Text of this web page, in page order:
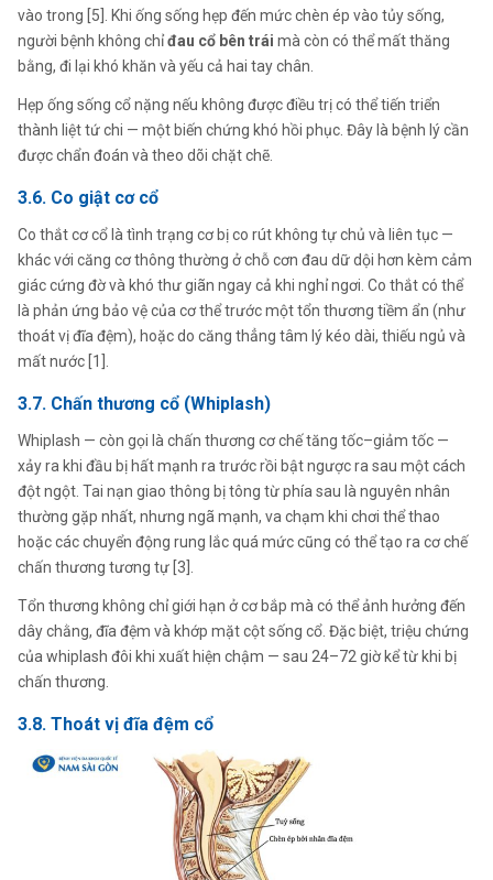
vào trong [5]. Khi ống sống hẹp đến mức chèn ép vào tủy sống,
người bệnh không chỉđau cổ bên trái mà còn có thể mất thăng
bằng, đi lại khó khăn và yếu cả hai tay chân.
Hẹp ống sống cổ nặng nếu không được điều trị có thể tiến triển
thành liệt tứ chi — một biến chứng khó hồi phục. Đây là bệnh lý cần
được chẩn đoán và theo dõi chặt chẽ.
3.6. Co giật cơ cổ
Co thắt cơ cổ là tình trạng cơ bị co rút không tự chủ và liên tục —
khác với căng cơ thông thường ở chỗ cơn đau dữ dội hơn kèm cảm
giác cứng đờ và khó thư giãn ngay cả khi nghỉ ngơi. Co thắt có thể
là phản ứng bảo vệ của cơ thể trước một tổn thương tiềm ẩn (như
thoát vị đĩa đệm), hoặc do căng thẳng tâm lý kéo dài, thiếu ngủ và
mất nước [1].
3.7. Chấn thương cổ (Whiplash)
Whiplash — còn gọi là chấn thương cơ chế tăng tốc–giảm tốc —
xảy ra khi đầu bị hất mạnh ra trước rồi bật ngược ra sau một cách
đột ngột. Tai nạn giao thông bị tông từ phía sau là nguyên nhân
thường gặp nhất, nhưng ngã mạnh, va chạm khi chơi thể thao
hoặc các chuyển động rung lắc quá mức cũng có thể tạo ra cơ chế
chấn thương tương tự [3].
Tổn thương không chỉ giới hạn ở cơ bắp mà có thể ảnh hưởng đến
dây chằng, đĩa đệm và khớp mặt cột sống cổ. Đặc biệt, triệu chứng
của whiplash đôi khi xuất hiện chậm — sau 24–72 giờ kể từ khi bị
chấn thương.
3.8. Thoát vị đĩa đệm cổ